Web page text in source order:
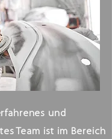
und
Team ist im Bereich